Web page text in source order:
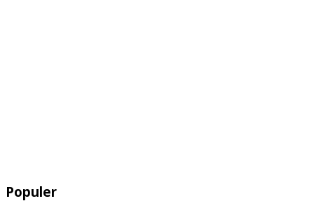
Populer